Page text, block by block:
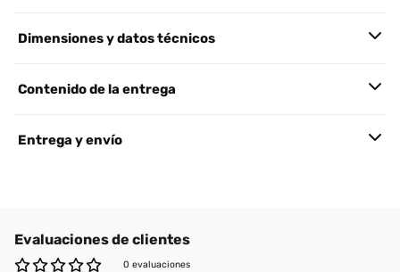
Dimensiones y datos técnicos
Contenido de la entrega
Entrega y envío
Evaluaciones de clientes
0 evaluaciones